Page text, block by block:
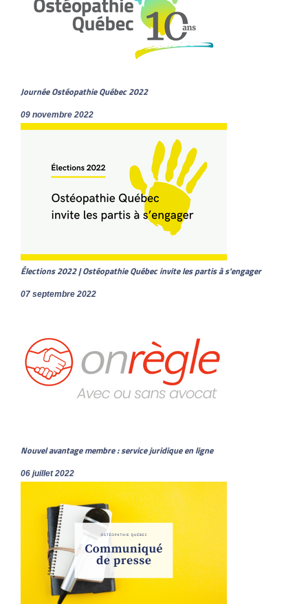
Journée Ostéopathie Québec 2022
09 novembre 2022
Élections 2022 | Ostéopathie Québec invite les partis à s'engager
07 septembre 2022
Nouvel avantage membre : service juridique en ligne
06 juillet 2022